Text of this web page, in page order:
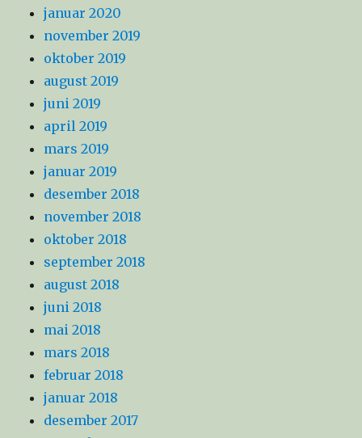
januar 2020
november 2019
oktober 2019
august 2019
juni 2019
april 2019
mars 2019
januar 2019
desember 2018
november 2018
oktober 2018
september 2018
august 2018
juni 2018
mai 2018
mars 2018
februar 2018
januar 2018
desember 2017